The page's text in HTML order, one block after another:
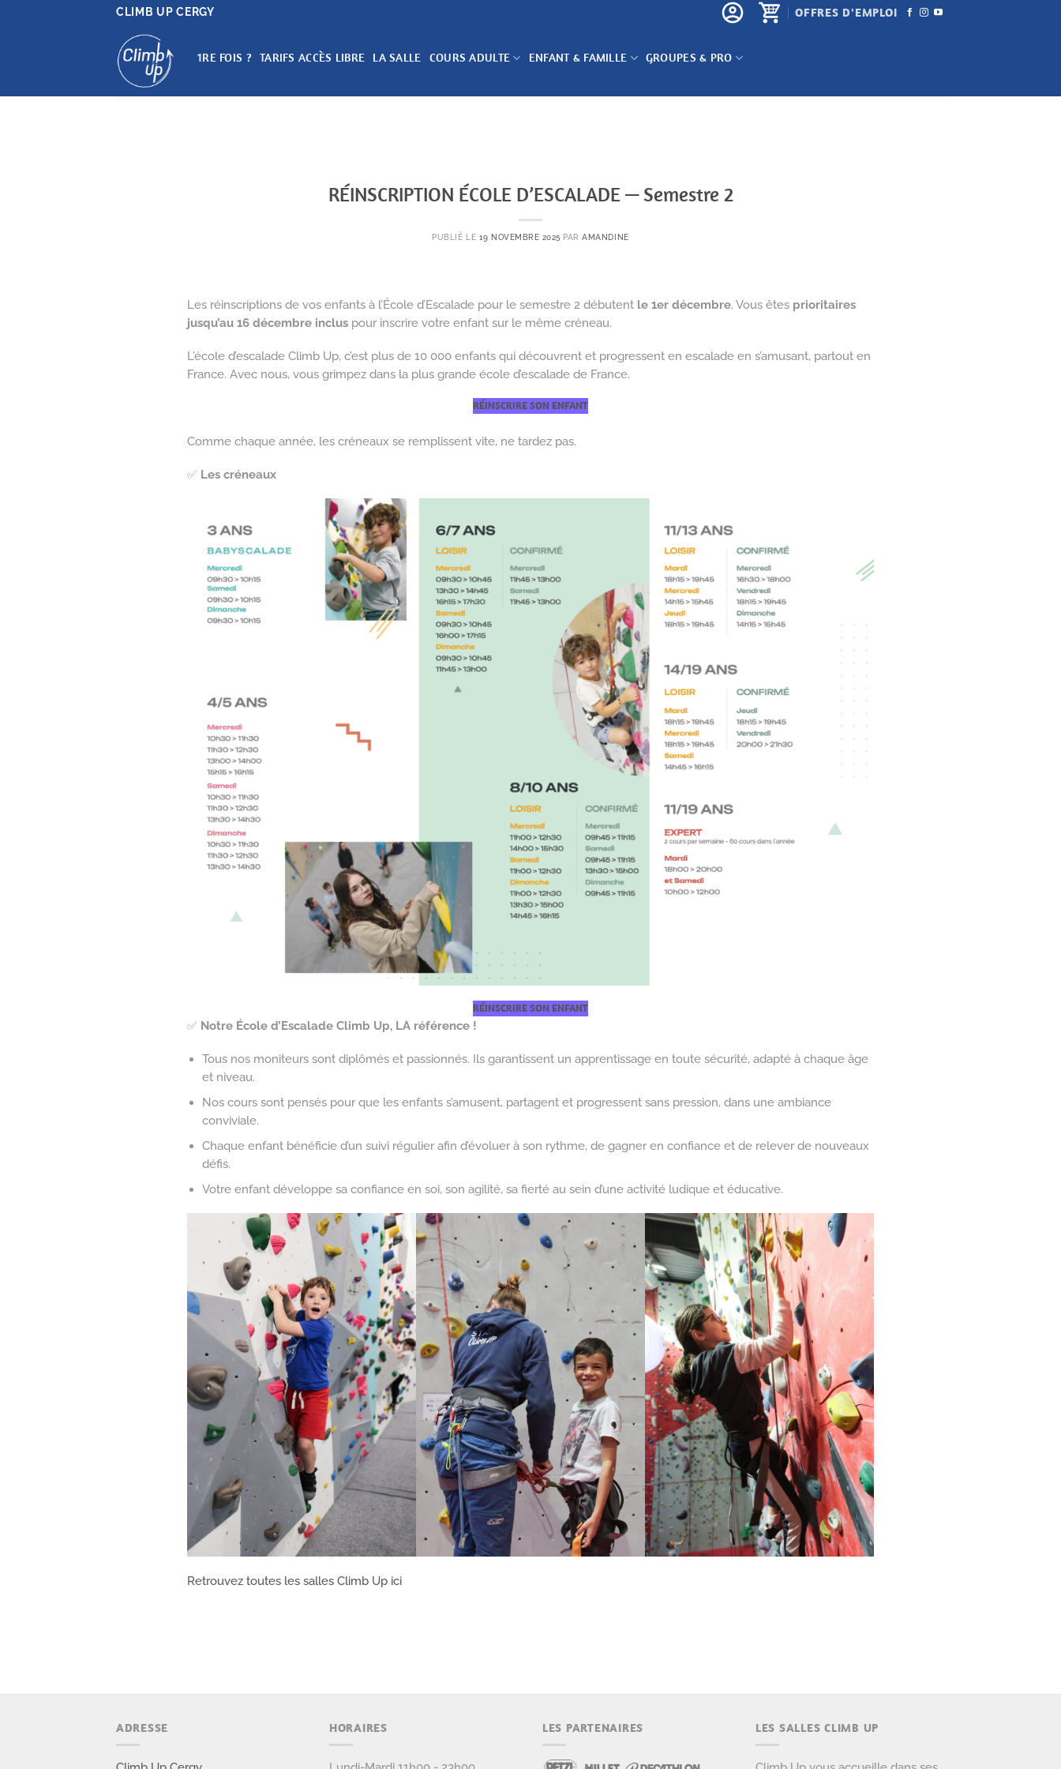
CLIMB UP CERGY OFFRES D'EMPLOI
1RE FOIS ? TARIFS ACCÈS LIBRE LA SALLE COURS ADULTE ENFANT & FAMILLE GROUPES & PRO
RÉINSCRIPTION ÉCOLE D’ESCALADE — Semestre 2
PUBLIÉ LE 19 NOVEMBRE 2025 PARAMANDINE
Les réinscriptions de vos enfants à l’École d’Escalade pour le semestre 2 débutent le 1er décembre. Vous êtes prioritaires
jusqu’au 16 décembre inclus pour inscrire votre enfant sur le même créneau.
L’école d’escalade Climb Up, c’est plus de 10 000 enfants qui découvrent et progressent en escalade en s’amusant, partout en
France. Avec nous, vous grimpez dans la plus grande école d’escalade de France.
RÉINSCRIRE SON ENFANT
Comme chaque année, les créneaux se remplissent vite, ne tardez pas.
✅ Les créneaux
RÉINSCRIRE SON ENFANT
✅ Notre École d’Escalade Climb Up, LA référence !
Tous nos moniteurs sont diplômés et passionnés. Ils garantissent un apprentissage en toute sécurité, adapté à chaque âge
et niveau.
Nos cours sont pensés pour que les enfants s’amusent, partagent et progressent sans pression, dans une ambiance
conviviale.
Chaque enfant bénéficie d’un suivi régulier afin d’évoluer à son rythme, de gagner en confiance et de relever de nouveaux
défis.
Votre enfant développe sa confiance en soi, son agilité, sa fierté au sein d’une activité ludique et éducative.
Retrouvez toutes les salles Climb Up ici
ADRESSE HORAIRES LES PARTENAIRES LES SALLES CLIMB UP